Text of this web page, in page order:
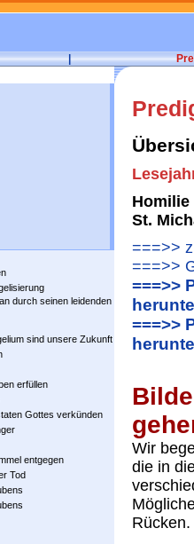
|
durch seinen leidenden
sind unsere Zukunft
erfüllen
Gottes verkünden
entgegen
Tod
Homilie
St.
===>>
===>>
===>>
===>>
Wir
die in